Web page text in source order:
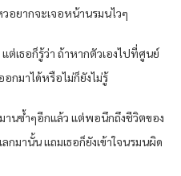
ยากจะเจอหน้านรมนไวๆ
ต่เธอก็รู้ว่า ถ้าหากตัวเองไปที่ศูนย์
กมาได้หรือไม่ก็ยังไม่รู้
านซ้ำๆอีกแล้ว แต่พอนึกถึงชีวิตของ
กมานั้น แถมเธอก็ยังเข้าใจนรมนผิด